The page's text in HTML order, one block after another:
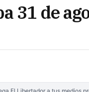
31 de